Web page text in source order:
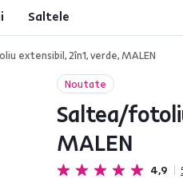
Saltele
extensibil, 2în1, verde, MALEN
Noutate
Saltea/
MALEN
4,9